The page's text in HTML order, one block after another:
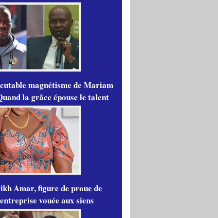
magnétisme de Mariam
la grâce épouse le talent
Amar, figure de proue de
vouée aux siens